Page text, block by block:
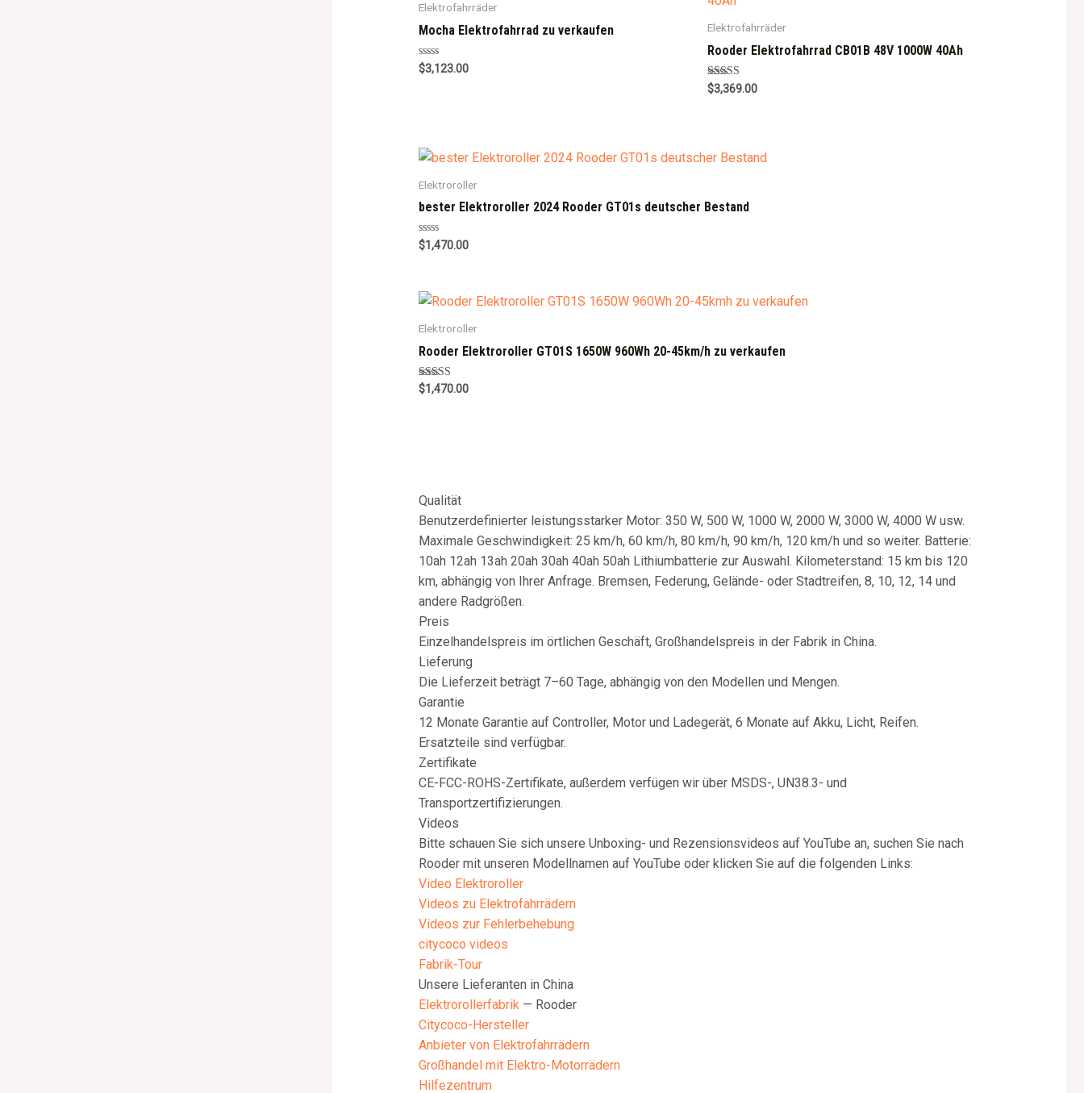
Elektrofahrräder
Mocha Elektrofahrrad zu verkaufen
Rated
0
$3,123.00
Elektrofahrräder
Rooder Elektrofahrrad CB01B 48V 1000W 40Ah
Rated
5.00
$3,369.00
Elektroroller
bester Elektroroller 2024 Rooder GT01s deutscher Bestand
Rated
0
$1,470.00
Elektroroller
Rooder Elektroroller GT01S 1650W 960Wh 20-45km/h zu verkaufen
Rated
5.00
$1,470.00
Qualität
Benutzerdefinierter leistungsstarker Motor: 350 W, 500 W, 1000 W, 2000 W, 3000 W, 4000 W usw.
Maximale Geschwindigkeit: 25 km/h, 60 km/h, 80 km/h, 90 km/h, 120 km/h und so weiter. Batterie:
10ah 12ah 13ah 20ah 30ah 40ah 50ah Lithiumbatterie zur Auswahl. Kilometerstand: 15 km bis 120
km, abhängig von Ihrer Anfrage. Bremsen, Federung, Gelände- oder Stadtreifen, 8, 10, 12, 14 und
andere Radgrößen.
Preis
Einzelhandelspreis im örtlichen Geschäft, Großhandelspreis in der Fabrik in China.
Lieferung
Die Lieferzeit beträgt 7–60 Tage, abhängig von den Modellen und Mengen.
Garantie
12 Monate Garantie auf Controller, Motor und Ladegerät, 6 Monate auf Akku, Licht, Reifen.
Ersatzteile sind verfügbar.
Zertifikate
CE-FCC-ROHS-Zertifikate, außerdem verfügen wir über MSDS-, UN38.3- und
Transportzertifizierungen.
Videos
Bitte schauen Sie sich unsere Unboxing- und Rezensionsvideos auf YouTube an, suchen Sie nach
Rooder mit unseren Modellnamen auf YouTube oder klicken Sie auf die folgenden Links:
Video Elektroroller
Videos zu Elektrofahrrädern
Videos zur Fehlerbehebung
citycoco videos
Fabrik-Tour
Unsere Lieferanten in China
Elektrorollerfabrik— Rooder
Citycoco-Hersteller
Anbieter von Elektrofahrrädern
Großhandel mit Elektro-Motorrädern
Hilfezentrum